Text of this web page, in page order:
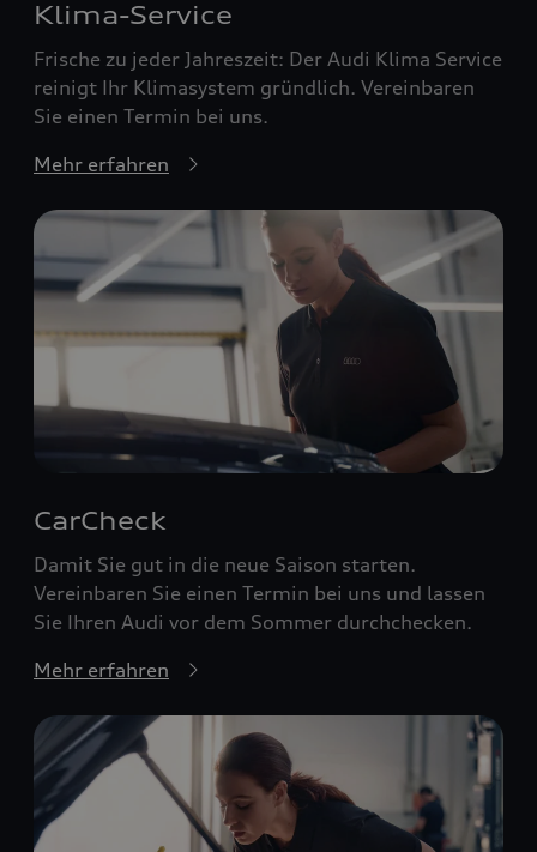
Klima-Service
Frische zu jeder Jahreszeit: Der Audi Klima Service
reinigt Ihr Klimasystem gründlich. Vereinbaren
Sie einen Termin bei uns.
Mehr erfahren
CarCheck
Damit Sie gut in die neue Saison starten.
Vereinbaren Sie einen Termin bei uns und lassen
Sie Ihren Audi vor dem Sommer durchchecken.
Mehr erfahren